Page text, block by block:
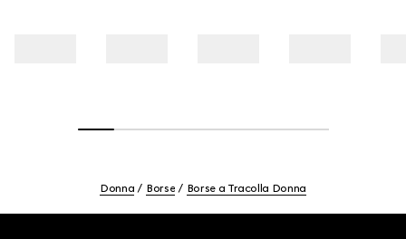
Donna Borse Borse a Tracolla Donna